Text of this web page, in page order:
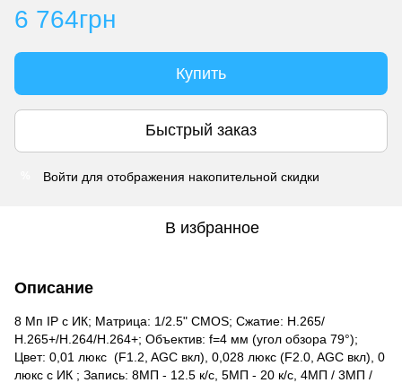
6 764грн
Купить
Быстрый заказ
Войти для отображения накопительной скидки
В избранное
Описание
8 Мп IP с ИК; Матрица: 1/2.5" CMOS; Сжатие: Н.265/
Н.265+/H.264/H.264+; Объектив: f=4 мм (угол обзора 79°);
Цвет: 0,01 люкс (F1.2, AGC вкл), 0,028 люкс (F2.0, AGC вкл), 0
люкс с ИК ; Запись: 8МП - 12.5 к/с, 5МП - 20 к/с, 4МП / 3МП /